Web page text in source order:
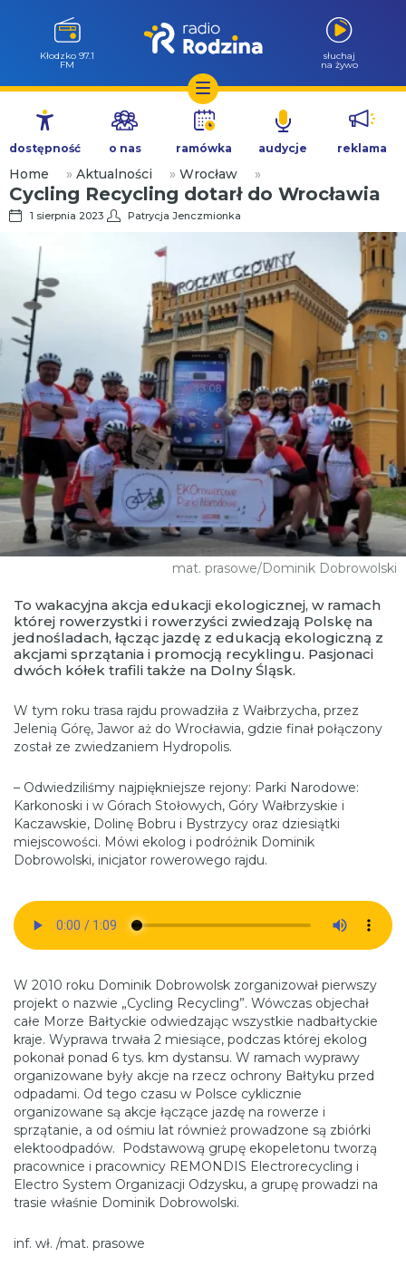
Przejdź
treści
Wołów 99.6
FM
słuchaj
na żywo
dostępność o nas ramówka audycje reklama
Home » Aktualności » Wrocław »
Cycling Recycling dotarł do Wrocławia
1 sierpnia 2023 Patrycja Jenczmionka
mat. prasowe/Dominik Dobrowolski
To wakacyjna akcja edukacji ekologicznej, w ramach
której rowerzystki i rowerzyści zwiedzają Polskę na
jednośladach, łącząc jazdę z edukacją ekologiczną z
akcjami sprzątania i promocją recyklingu. Pasjonaci
dwóch kółek trafili także na Dolny Śląsk.
W tym roku trasa rajdu prowadziła z Wałbrzycha, przez
Jelenią Górę, Jawor aż do Wrocławia, gdzie finał połączony
został ze zwiedzaniem Hydropolis.
– Odwiedziliśmy najpiękniejsze rejony: Parki Narodowe:
Karkonoski i w Górach Stołowych, Góry Wałbrzyskie i
Kaczawskie, Dolinę Bobru i Bystrzycy oraz dziesiątki
miejscowości. Mówi ekolog i podróżnik Dominik
Dobrowolski, inicjator rowerowego rajdu.
W 2010 roku Dominik Dobrowolsk zorganizował pierwszy
projekt o nazwie „Cycling Recycling”. Wówczas objechał
całe Morze Bałtyckie odwiedzając wszystkie nadbałtyckie
kraje. Wyprawa trwała 2 miesiące, podczas której ekolog
pokonał ponad 6 tys. km dystansu. W ramach wyprawy
organizowane były akcje na rzecz ochrony Bałtyku przed
odpadami. Od tego czasu w Polsce cyklicznie
organizowane są akcje łączące jazdę na rowerze i
sprzątanie, a od ośmiu lat również prowadzone są zbiórki
elektoodpadów. Podstawową grupę ekopeletonu tworzą
pracownice i pracownicy REMONDIS Electrorecycling i
Electro System Organizacji Odzysku, a grupę prowadzi na
trasie właśnie Dominik Dobrowolski.
inf. wł. /mat. prasowe